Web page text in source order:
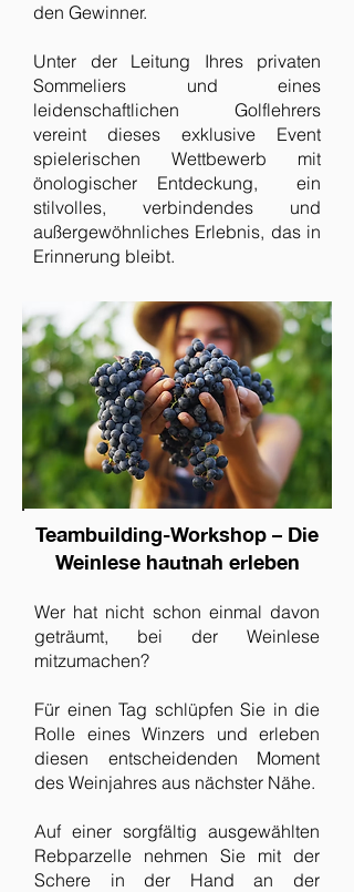
den Gewinner.
Unter der Leitung Ihres privaten
Sommeliers und eines
leidenschaftlichen Golflehrers
vereint dieses exklusive Event
spielerischen Wettbewerb mit
önologischer Entdeckung, ein
stilvolles, verbindendes und
außergewöhnliches Erlebnis, das in
Erinnerung bleibt.
Teambuilding-Workshop – Die
Weinlese hautnah erleben
Wer hat nicht schon einmal davon
geträumt, bei der Weinlese
mitzumachen?
Für einen Tag schlüpfen Sie in die
Rolle eines Winzers und erleben
diesen entscheidenden Moment
des Weinjahres aus nächster Nähe.
Auf einer sorgfältig ausgewählten
Rebparzelle nehmen Sie mit der
Schere in der Hand an der